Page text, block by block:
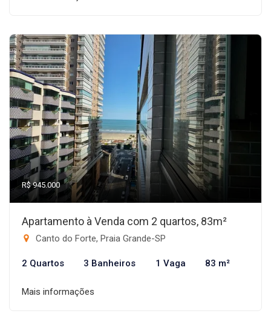
R$ 945.000
Apartamento à Venda com 2 quartos, 83m²
Canto do Forte, Praia Grande-SP
2 Quartos 3 Banheiros 1 Vaga 83 m²
Mais informações